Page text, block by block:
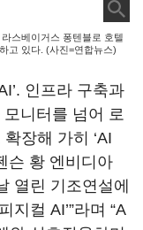
스베이거스 퐁텐블로 호텔
고 있다. (사진=연합뉴스)
인프라 구축과
니터를 넘어 로
장해 가히 ‘AI
슨 황 엔비디아
열린 기조연설에
지컬 AI’”라며 “A